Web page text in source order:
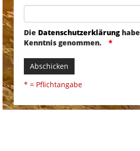
Die Datenschutzerklärung
Kenntnis genommen.
Abschicken
* = Pflichtangabe